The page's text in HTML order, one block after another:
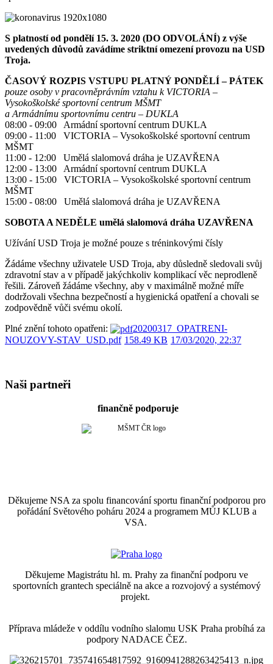
S platností od pondělí 15. 3. 2020 (DO ODVOLÁNÍ) z výše
uvedených důvodů zavádíme striktní omezení provozu na USD
Troja.
ČASOVÝ ROZPIS VSTUPU PLATNÝ PONDĚLÍ – PÁTEK
pouze osoby v pracovněprávním vztahu k VICTORIA –
Vysokoškolské sportovní centrum MŠMT
a Armádnímu sportovnímu centru – DUKLA
08:00 - 09:00 Armádní sportovní centrum DUKLA
09:00 - 11:00 VICTORIA – Vysokoškolské sportovní centrum
MŠMT
11:00 - 12:00 Umělá slalomová dráha je UZAVŘENA
12:00 - 13:00 Armádní sportovní centrum DUKLA
13:00 - 15:00 VICTORIA – Vysokoškolské sportovní centrum
MŠMT
15:00 - 08:00 Umělá slalomová dráha je UZAVŘENA
SOBOTA A NEDĚLE umělá slalomová dráha UZAVŘENA
Užívání USD Troja je možné pouze s tréninkovými čísly
Žádáme všechny uživatele USD Troja, aby důsledně sledovali svůj
zdravotní stav a v případě jakýchkoliv komplikací věc neprodleně
řešili. Zároveň žádáme všechny, aby v maximálně možné míře
dodržovali všechna bezpečností a hygienická opatření a chovali se
zodpovědně vůči svému okolí.
Plné znění tohoto opatřeni:
20200317_OPATRENI-
NOUZOVY-STAV_USD.pdf 158.49 KB 17/03/2020, 22:37
Naši partneři
finančně podporuje
Děkujeme NSA za spolu financování sportu finanční podporou pro
pořádání Světového poháru 2024 a programem MŮJ KLUB a
VSA.
Děkujeme Magistrátu hl. m. Prahy za finanční podporu ve
sportovních grantech speciálně na akce a rozvojový a systémový
projekt.
Příprava mládeže v oddílu vodního slalomu USK Praha probíhá za
podpory NADACE ČEZ.